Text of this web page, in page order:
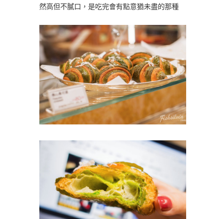
然高但不膩口，是吃完會有點意猶未盡的那種